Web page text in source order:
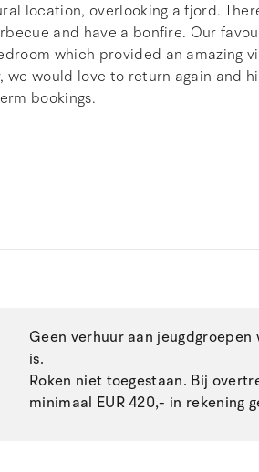
location, overlooking a fjord.
and have a bonfire. Our
which provided an amazing
we would love to return again and
bookings.
Geen verhuur aan
is.
Roken niet toegestaan. Bij
minimaal EUR 420,- in rekening